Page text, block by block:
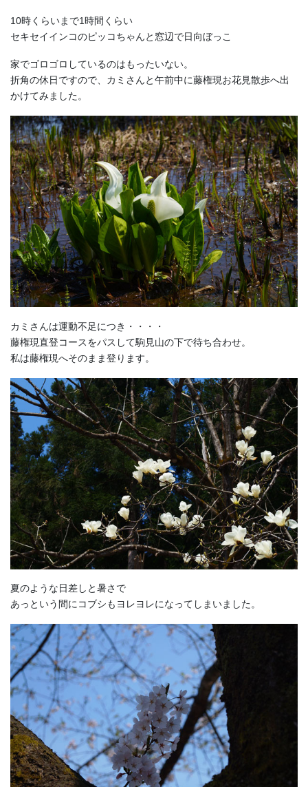
10時くらいまで1時間くらい
セキセイインコのピッコちゃんと窓辺で日向ぼっこ
家でゴロゴロしているのはもったいない。
折角の休日ですので、カミさんと午前中に藤権現お花見散歩へ出
かけてみました。
カミさんは運動不足につき・・・・
藤権現直登コースをパスして駒見山の下で待ち合わせ。
私は藤権現へそのまま登ります。
夏のような日差しと暑さで
あっという間にコブシもヨレヨレになってしまいました。